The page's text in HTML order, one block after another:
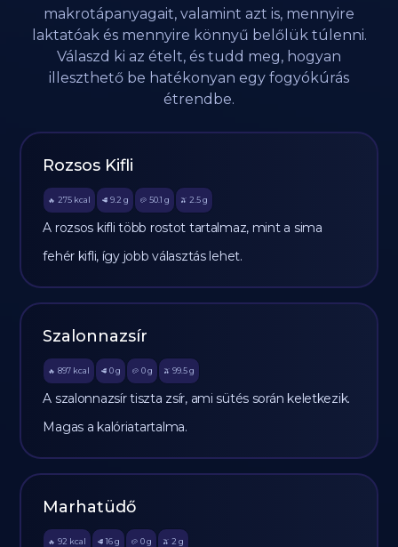
makrotápanyagait, valamint azt is, mennyire
laktatóak és mennyire könnyű belőlük túlenni.
Válaszd ki az ételt, és tudd meg, hogyan
illeszthető be hatékonyan egy fogyókúrás
étrendbe.
Rozsos Kifli
🔥 275 kcal 🥩 9.2 g 🥔 50.1 g 🫒 2.5 g
A rozsos kifli több rostot tartalmaz, mint a sima
fehér kifli, így jobb választás lehet.
Szalonnazsír
🔥 897 kcal 🥩 0 g 🥔 0g 🫒 99.5 g
A szalonnazsír tiszta zsír, ami sütés során keletkezik.
Magas a kalóriatartalma.
Marhatüdő
🔥 92 kcal 🥩 16 g 🥔 0g 🫒 2 g